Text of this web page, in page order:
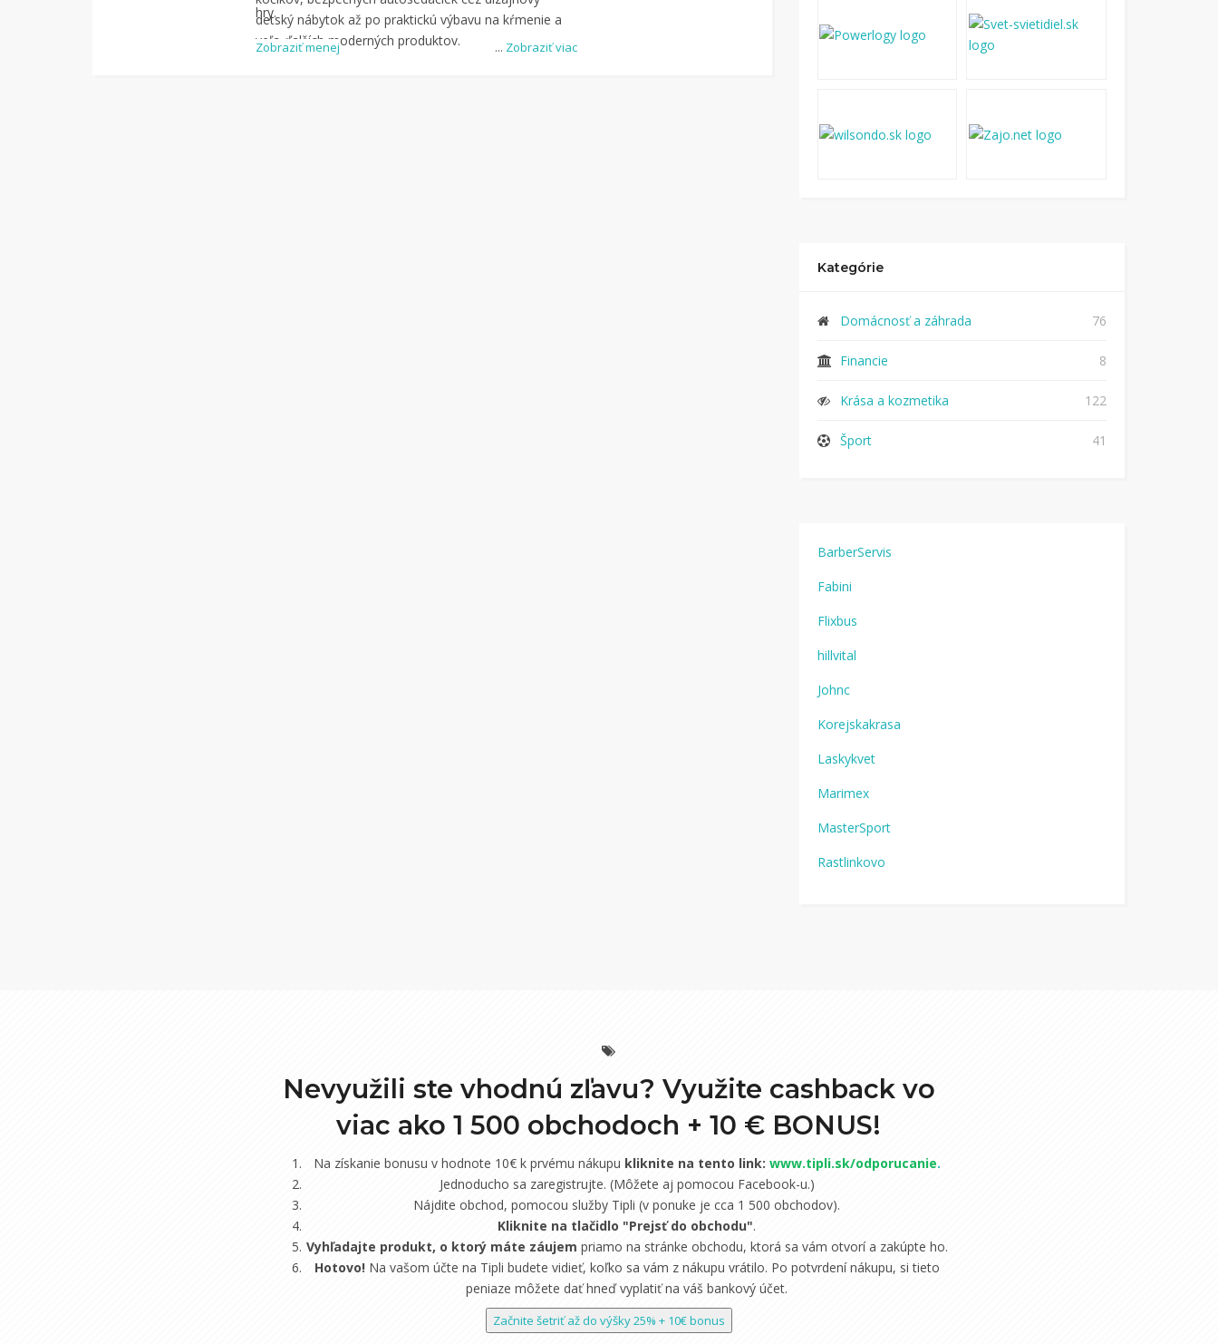
... Zobraziť viac
detský nábytok až po praktickú výbavu na kŕmenie a
veľa ďalších moderných produktov.
hry.
Zobraziť menej
Kategórie
Domácnosť a záhrada 76
Financie 8
Krása a kozmetika 122
Šport 41
BarberServis
Fabini
Flixbus
hillvital
Johnc
Korejskakrasa
Laskykvet
Marimex
MasterSport
Rastlinkovo
Nevyužili ste vhodnú zľavu? Využite cashback vo
viac ako 1 500 obchodoch +10 € BONUS!
Na získanie bonusu v hodnote 10€ k prvému nákupu kliknite na tento link: www.tipli.sk/odporucanie.
Jednoducho sa zaregistrujte. (Môžete aj pomocou Facebook-u.)
Nájdite obchod, pomocou služby Tipli (v ponuke je cca 1 500 obchodov).
Kliknite na tlačidlo "Prejsť do obchodu".
Vyhľadajte produkt, o ktorý máte záujem priamo na stránke obchodu, ktorá sa vám otvorí a zakúpte ho.
Hotovo!Na vašom účte na Tipli budete vidieť, koľko sa vám z nákupu vrátilo. Po potvrdení nákupu, si tieto
peniaze môžete dať hneď vyplatiť na váš bankový účet.
Začnite šetriť až do výšky 25% + 10€ bonus